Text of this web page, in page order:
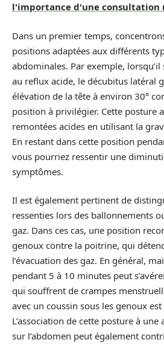
l'importance d'une consultation
Dans un premier temps,
positions adaptées aux différents
abdominales. Par exemple, lorsqu’il
au reflux acide, le décubitus latéral
élévation de la tête à environ 30°
position à privilégier. Cette posture
remontées acides en utilisant la
En restant dans cette position
vous pourriez ressentir une
symptômes.
Il est également pertinent de
ressenties lors des ballonnements
gaz. Dans ces cas, une position
genoux contre la poitrine, qui
l’évacuation des gaz. En général,
pendant 5 à 10 minutes peut
qui souffrent de crampes
avec un coussin sous les genoux
L’association de cette posture à
sur l’abdomen peut également